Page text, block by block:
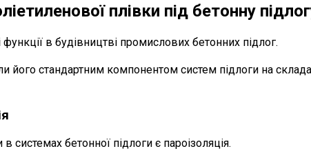
плівки під бетонну
в будівництві промислових бетонних підлог.
його стандартним компонентом систем підлоги на
бетонної підлоги є пароізоляція.